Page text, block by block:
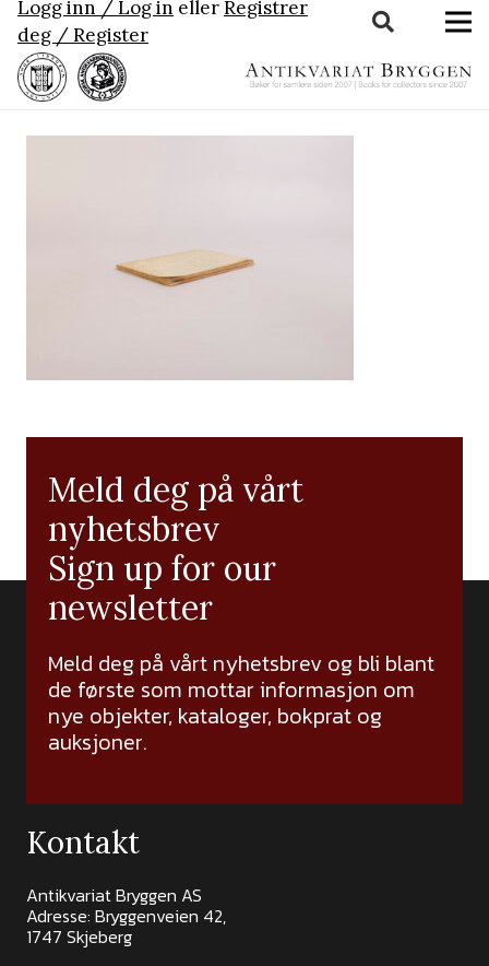
Logg inn / Log in ellerRegistrer
deg / Register
Meld deg på vårt
nyhetsbrev
Sign up for our
newsletter
Meld deg på vårt nyhetsbrev og bli blant
de første som mottar informasjon om
nye objekter, kataloger, bokprat og
auksjoner.
Kontakt
Antikvariat Bryggen AS
Adresse: Bryggenveien 42,
1747 Skjeberg